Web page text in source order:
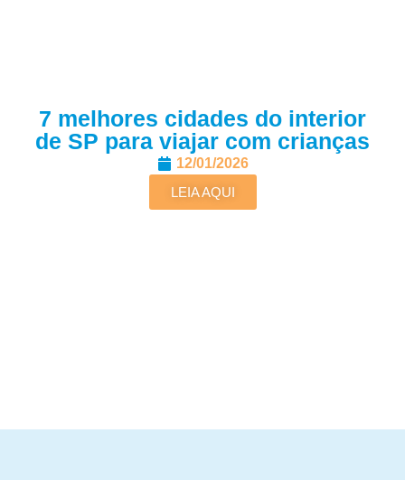
7 melhores cidades do interior
de SP para viajar com crianças
12/01/2026
LEIA AQUI